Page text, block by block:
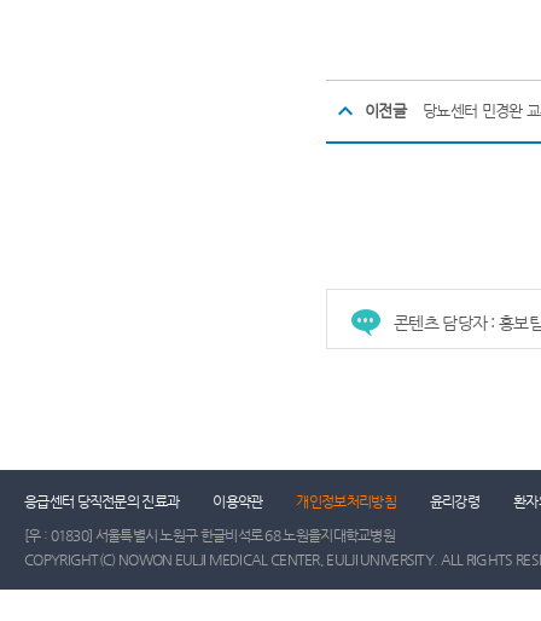
이전글 당뇨센터 민경완
콘텐츠 담당자 : 홍보
응급센터 당직전문의 진료과 이용약관 개인정보처리방침 윤리강령
환자
[우 : 01830] 서울특별시 노원구 한글비석로 68 노원을지대학교병원
COPYRIGHT(C) NOWON EULJI MEDICAL CENTER, EULJI UNIVERSITY. ALL RIGHTS